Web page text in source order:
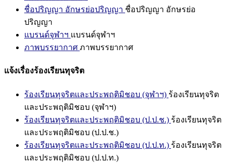
ชื่อปริญญา อักษรย่อปริญญา ชื่อปริญญา อักษรย่อ
ปริญญา
แบรนด์จุฬาฯ แบรนด์จุฬาฯ
ภาพบรรยากาศ ภาพบรรยากาศ
แจ้งเรื่องร้องเรียนทุจริต
ร้องเรียนทุจริตและประพฤติมิชอบ (จุฬาฯ) ร้องเรียนทุจริต
และประพฤติมิชอบ (จุฬาฯ)
ร้องเรียนทุจริตและประพฤติมิชอบ (ป.ป.ช.) ร้องเรียนทุจริต
และประพฤติมิชอบ (ป.ป.ช.)
ร้องเรียนทุจริตและประพฤติมิชอบ (ป.ป.ท.) ร้องเรียนทุจริต
และประพฤติมิชอบ (ป.ป.ท.)